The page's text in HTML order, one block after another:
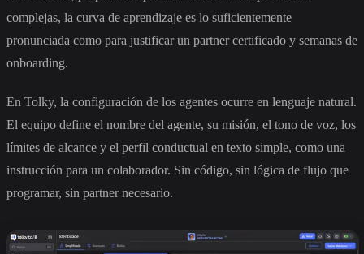
complejas, la curva de aprendizaje es lo suficientemente
pronunciada como para justificar un partner certificado y semanas de
onboarding.
En Tolky, la configuración de los agentes ocurre en lenguaje natural.
El equipo define el nombre del agente, su misión, el tono de voz, los
límites de alcance y el perfil conductual en texto simple, como una
instrucción para un colaborador. Sin código, sin lógica de flujo que
programar, sin partner necesario.